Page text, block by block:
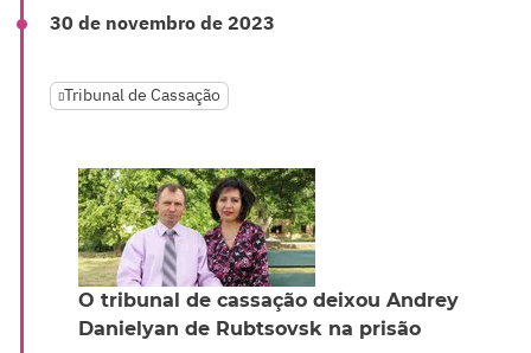
30 de novembro de 2023
Tribunal de Cassação
O tribunal de cassação deixou Andrey
Danielyan de Rubtsovsk na prisão